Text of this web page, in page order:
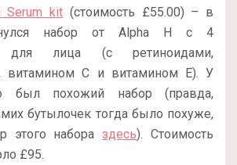
Serum kit (стоимость £55.00) – в
набор от Alpha H с 4
для лица (с ретиноидами,
витамином С и витамином Е). У
был похожий набор (правда,
бутылочек тогда было похуже,
этого набораздесь). Стоимость
£95.